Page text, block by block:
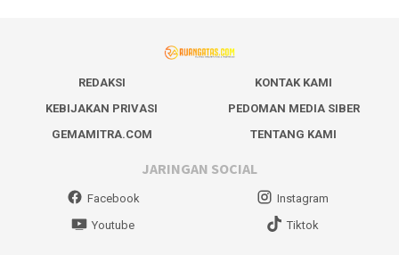
REDAKSI
KONTAK KAMI
KEBIJAKAN PRIVASI
PEDOMAN MEDIA SIBER
GEMAMITRA.COM
TENTANG KAMI
JARINGAN SOCIAL
Facebook
Instagram
Youtube
Tiktok